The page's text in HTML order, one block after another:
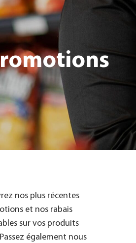
nos plus récentes
et nos rabais
sur vos produits
également nous